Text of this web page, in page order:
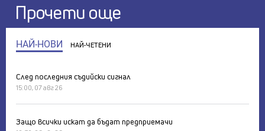
Прочети още
НАЙ-НОВИ НАЙ-ЧЕТЕНИ
След последния съдийски сигнал
15:00, 07 авг 26
Защо всички искат да бъдат предприемачи